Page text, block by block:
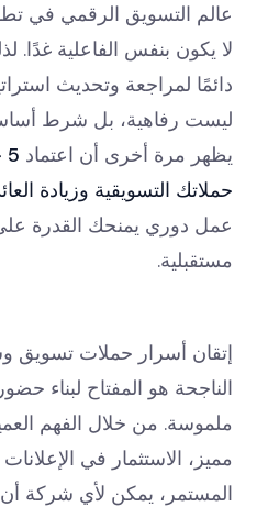
عالم التسويق الرقمي في
لا يكون بنفس الفاعلية
دائمًا لمراجعة وتحديث
ليست رفاهية، بل شرط
يظهر مرة أخرى أن اعتماد
حملاتك التسويقية وزيادة
عمل دوري يمنحك القدرة
مستقبلية.
إتقان أسرار حملات تسويق
الناجحة هو المفتاح لبناء
ملموسة. من خلال الفهم
مميز، الاستثمار في
المستمر، يمكن لأي شركة